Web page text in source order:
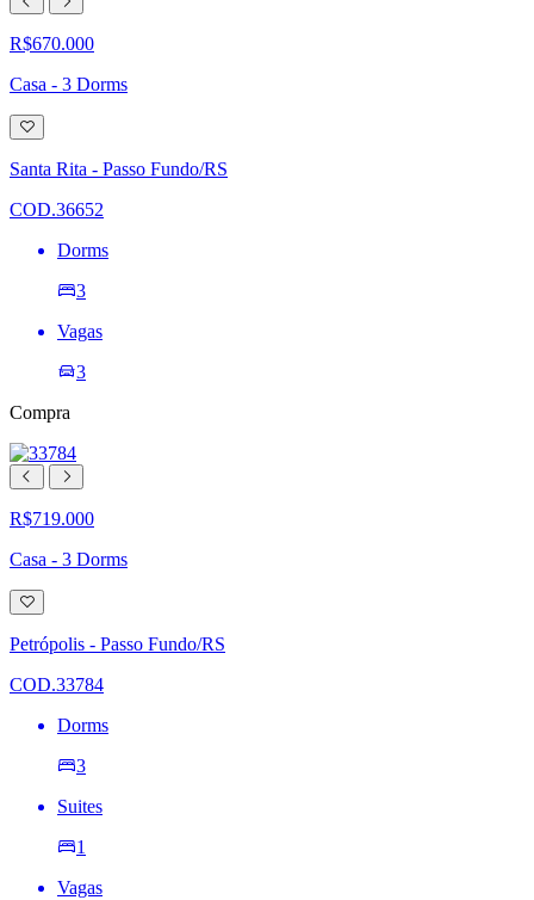
R$670.000
Casa - 3 Dorms
Adicionar
à
lista
de
Santa Rita - Passo Fundo/RS
COD.36652
Dorms
3
Vagas
3
Compra
R$719.000
Casa - 3 Dorms
Adicionar
à
lista
de
Petrópolis - Passo Fundo/RS
COD.33784
Dorms
3
Suites
1
Vagas